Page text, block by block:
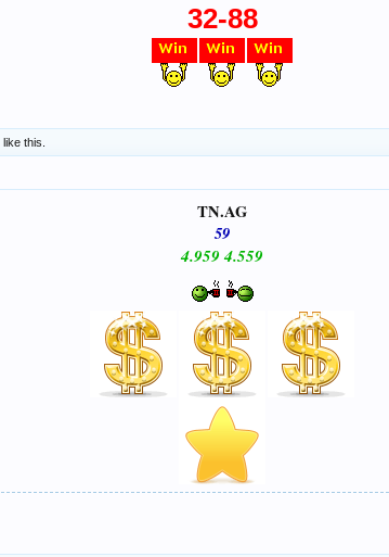
32-88
like this.
TN.AG
59
4.959 4.559